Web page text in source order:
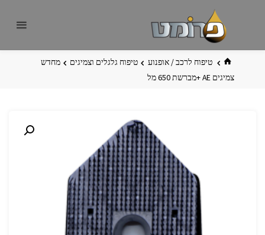
בית טיפוח לרכב / אופנוע טיפוח גלגלים וצמיגים
מחדש
צמיגים ‏AE +מברשת 650 מל